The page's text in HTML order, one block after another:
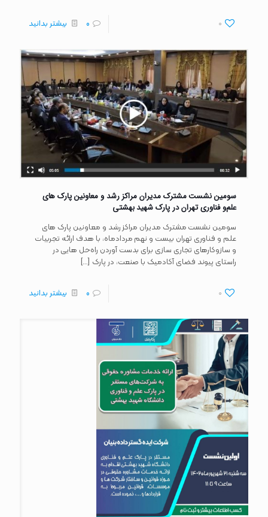
0
0 بیشتر بدانید
سومین نشست مشترک مدیران مراکز رشد و معاونین پارک های
علم‌و فناوری تهران در پارک شهید بهشتی
سومین نشست مشترک مدیران مراکز رشد و معاونین پارک های
علم و فناوری تهران بیست و نهم مردادماه، با هدف ارائه تجربیات
و سازوکارهای تجاری سازی برای بدست آوردن راه‌حل هایی در
راستای پیوند فضای آکادمیک با صنعت، در پارک […]
0
0 بیشتر بدانید